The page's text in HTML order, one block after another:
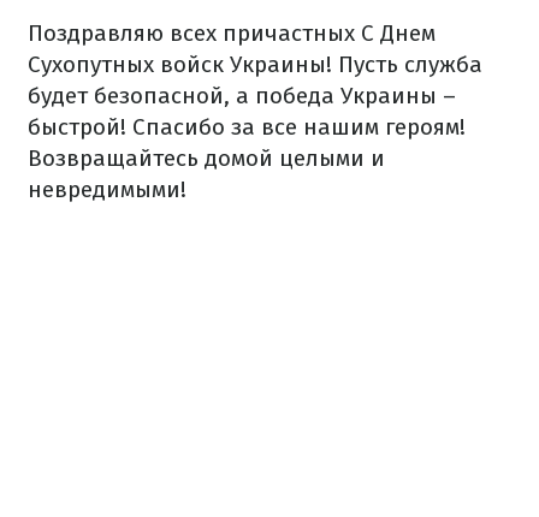
Поздравляю всех причастных С Днем
Сухопутных войск Украины! Пусть служба
будет безопасной, а победа Украины –
быстрой! Спасибо за все нашим героям!
Возвращайтесь домой целыми и
невредимыми!